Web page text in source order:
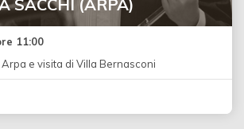
SACCHI (ARPA)
11:00
e visita di Villa Bernasconi